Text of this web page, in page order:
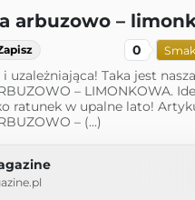
arbuzowo –
0
i uzależniająca! Taka jest nasza
– LIMONKOWA.
ratunek w upalne lato!
– (...)